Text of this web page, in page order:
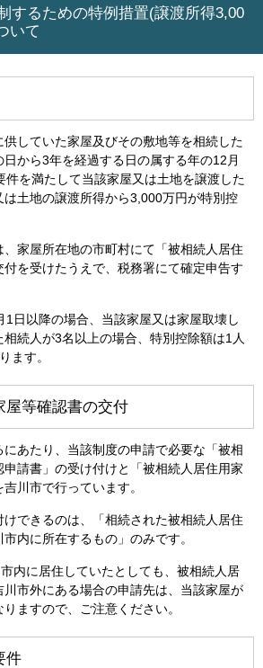
するための特例措置(譲渡所得3,00
いて
していた家屋及びその敷地等を相続した
から3年を経過する日の属する年の12月
件を満たして当該家屋又は土地を譲渡した
土地の譲渡所得から3,000万円が特別控
家屋所在地の市町村にて「被相続人居住
付を受けたうえで、税務署にて確定申告す
日以降の場合、当該家屋又は家屋取壊し
続人が3名以上の場合、特別控除額は1人
ます。
屋等確認書の交付
にあたり、当該制度の申請で必要な「被相
請書」の受け付けと「被相続人居住用家
川市で行っています。
できるのは、「相続された被相続人居住
内に所在するもの」のみです。
内に居住していたとしても、被相続人居
市外にある場合の申請先は、当該家屋が
ますので、ご注意ください。
件